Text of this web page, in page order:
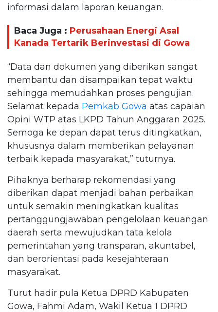
informasi dalam laporan keuangan.
Baca Juga : Perusahaan Energi Asal
Kanada Tertarik Berinvestasi di Gowa
“Data dan dokumen yang diberikan sangat
membantu dan disampaikan tepat waktu
sehingga memudahkan proses pengujian.
Selamat kepada Pemkab Gowa atas capaian
Opini WTP atas LKPD Tahun Anggaran 2025.
Semoga ke depan dapat terus ditingkatkan,
khususnya dalam memberikan pelayanan
terbaik kepada masyarakat,” tuturnya.
Pihaknya berharap rekomendasi yang
diberikan dapat menjadi bahan perbaikan
untuk semakin meningkatkan kualitas
pertanggungjawaban pengelolaan keuangan
daerah serta mewujudkan tata kelola
pemerintahan yang transparan, akuntabel,
dan berorientasi pada kesejahteraan
masyarakat.
Turut hadir pula Ketua DPRD Kabupaten
Gowa, Fahmi Adam, Wakil Ketua 1 DPRD